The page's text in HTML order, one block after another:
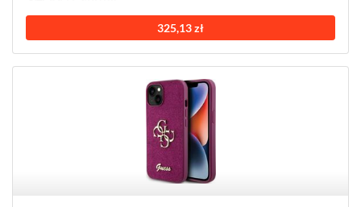
325,13 zł